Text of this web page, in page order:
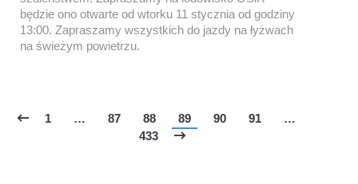
będzie ono otwarte od wtorku 11 stycznia od godziny
13:00. Zapraszamy wszystkich do jazdy na łyżwach
na świeżym powietrzu.
1 … 87 88 89 90 91
…
433